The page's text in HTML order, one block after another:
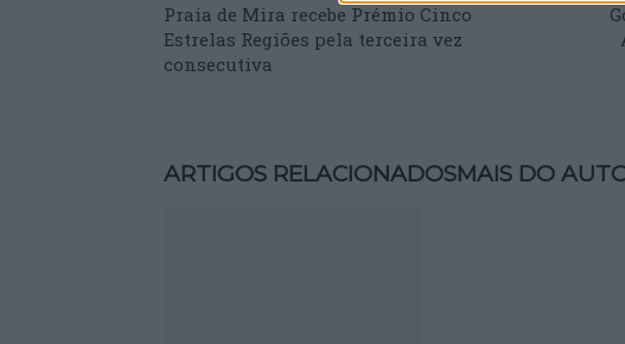
Praia de Mira recebe Prémio Cinco
Estrelas Regiões pela terceira vez
consecutiva
ARTIGOS RELACIONADOSMAIS DO